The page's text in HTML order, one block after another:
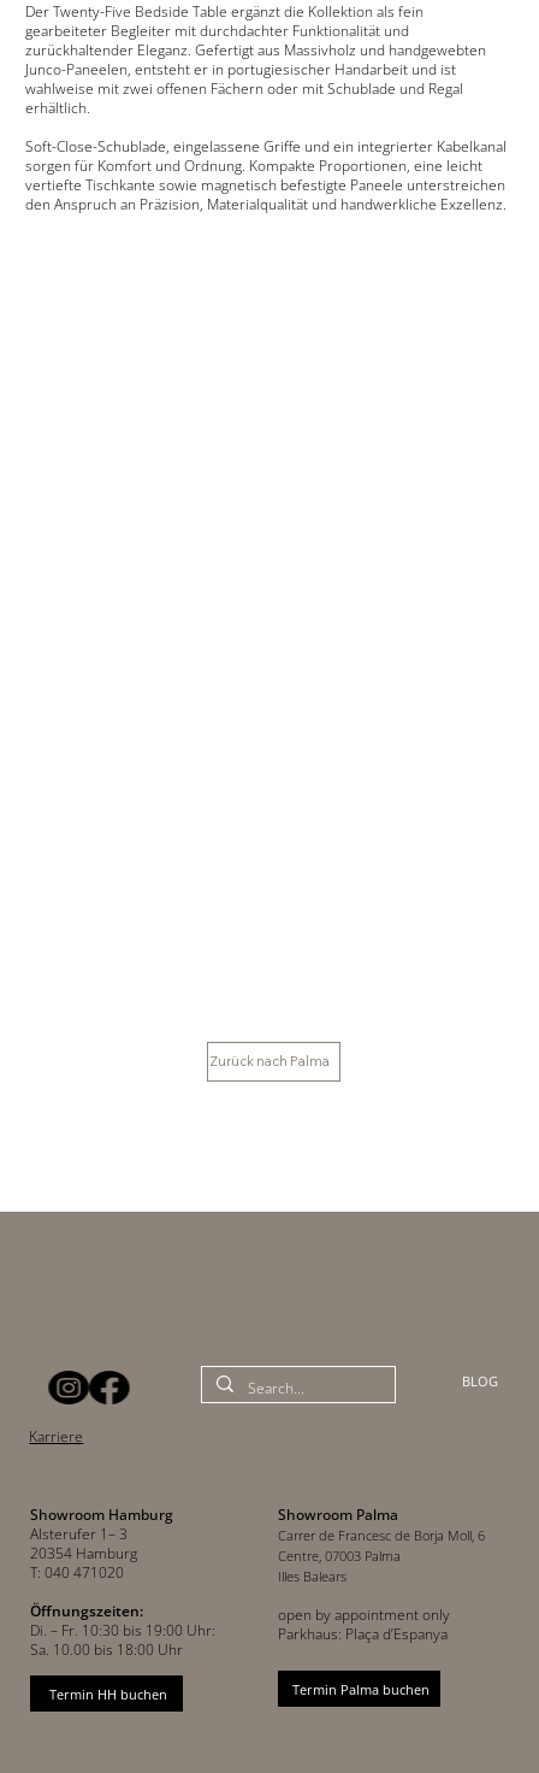
Der Twenty-Five Bedside Table ergänzt die Kollektion als fein
gearbeiteter Begleiter mit durchdachter Funktionalität und
zurückhaltender Eleganz. Gefertigt aus Massivholz und handgewebten
Junco-Paneelen, entsteht er in portugiesischer Handarbeit und ist
wahlweise mit zwei offenen Fächern oder mit Schublade und Regal
erhältlich.
Soft-Close-Schublade, eingelassene Griffe und ein integrierter Kabelkanal
sorgen für Komfort und Ordnung. Kompakte Proportionen, eine leicht
vertiefte Tischkante sowie magnetisch befestigte Paneele unterstreichen
den Anspruch an Präzision, Materialqualität und handwerkliche Exzellenz.
Zurück nach Palma
Showroom Hamburg
Alsterufer 1– 3
20354 Hamburg
T: 040 471020
Öffnungszeiten:
Di. – Fr. 10:30 bis 19:00 Uhr:
Sa. 10.00 bis 18:00 Uhr
Termin HH buchen
Showroom Palma
Carrer de Francesc de Borja Moll, 6
Centre, 07003 Palma
Illes Balears
open by appointment only
Parkhaus: Plaça d’Espanya
Termin Palma buchen
BLOG
Karriere